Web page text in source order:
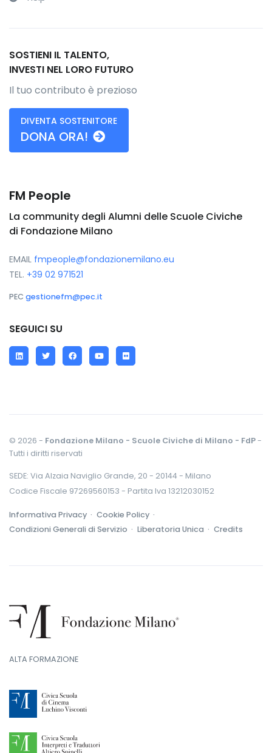
SOSTIENI IL TALENTO,
INVESTI NEL LORO FUTURO
Il tuo contributo è prezioso
DIVENTA SOSTENITORE
DONA ORA!
FM People
La community degli Alumni delle Scuole Civiche
di Fondazione Milano
EMAIL fmpeople@fondazionemilano.eu
TEL. +39 02 971521
PEC gestionefm@pec.it
SEGUICI SU
LinkedInTwitterFacebookYouTube
Flickr
© 2026 - Fondazione Milano - Scuole Civiche di Milano - FdP-
Tutti i diritti riservati
SEDE: Via Alzaia Naviglio Grande, 20 - 20144 - Milano
Codice Fiscale 97269560153 - Partita Iva 13212030152
Informativa Privacy · Cookie Policy ·
Condizioni Generali di Servizio · Liberatoria Unica · Credits
ALTA FORMAZIONE